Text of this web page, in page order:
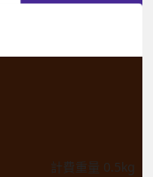
計費重量 0.5kg